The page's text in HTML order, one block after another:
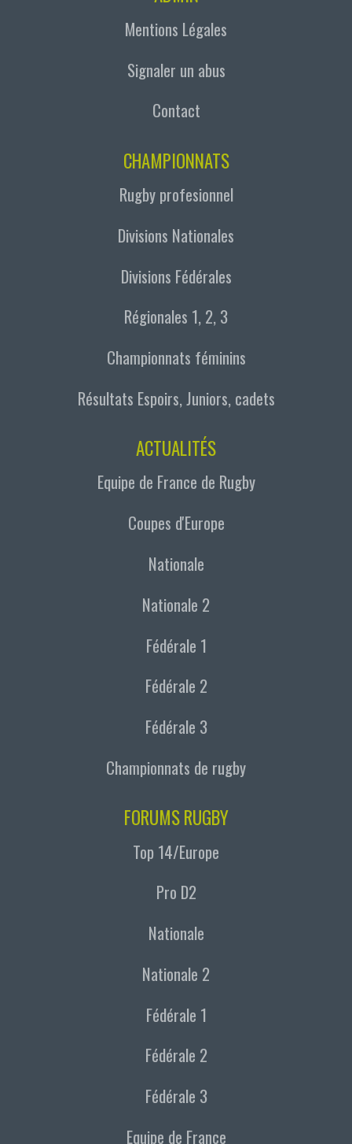
Mentions Légales
Signaler un abus
Contact
CHAMPIONNATS
Rugby profesionnel
Divisions Nationales
Divisions Fédérales
Régionales 1, 2, 3
Championnats féminins
Résultats Espoirs, Juniors, cadets
ACTUALITÉS
Equipe de France de Rugby
Coupes d'Europe
Nationale
Nationale 2
Fédérale 1
Fédérale 2
Fédérale 3
Championnats de rugby
FORUMS RUGBY
Top 14/Europe
Pro D2
Nationale
Nationale 2
Fédérale 1
Fédérale 2
Fédérale 3
Equipe de France